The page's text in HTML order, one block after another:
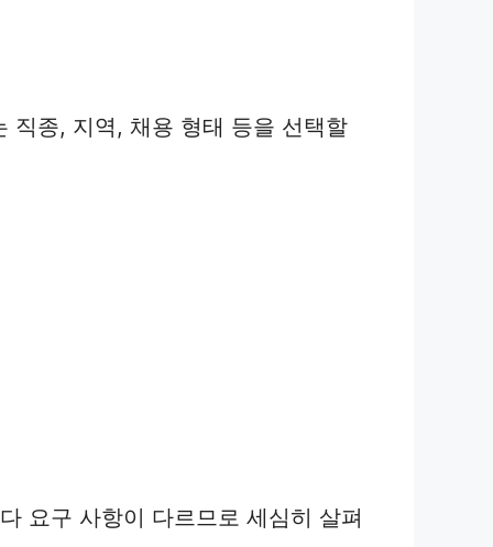
직종, 지역, 채용 형태 등을 선택할
요구 사항이 다르므로 세심히 살펴